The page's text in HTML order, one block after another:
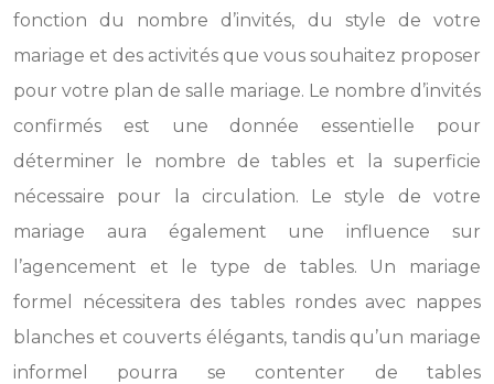
fonction du nombre d’invités, du style de votre
mariage et des activités que vous souhaitez proposer
pour votre plan de salle mariage. Le nombre d’invités
confirmés est une donnée essentielle pour
déterminer le nombre de tables et la superficie
nécessaire pour la circulation. Le style de votre
mariage aura également une influence sur
l’agencement et le type de tables. Un mariage
formel nécessitera des tables rondes avec nappes
blanches et couverts élégants, tandis qu’un mariage
informel pourra se contenter de tables